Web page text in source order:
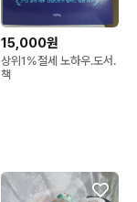
15,000원
상위1%절세 노하우.도서.
책